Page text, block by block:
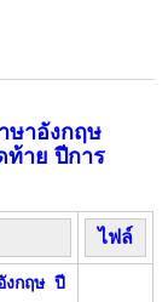
ษาอังกฤษ
าย ปีการ
ไฟล์
งกฤษ ปี